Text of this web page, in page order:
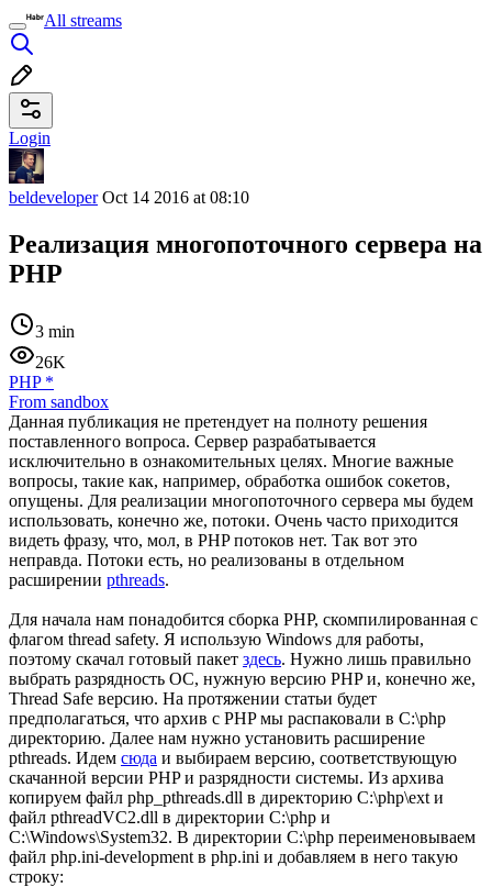
All streams
Login
beldeveloperOct 14 2016 at 08:10
Реализация многопоточного сервера на
PHP
3 min
26K
PHP*
From sandbox
Данная публикация не претендует на полноту решения
поставленного вопроса. Сервер разрабатывается
исключительно в ознакомительных целях. Многие важные
вопросы, такие как, например, обработка ошибок сокетов,
опущены. Для реализации многопоточного сервера мы будем
использовать, конечно же, потоки. Очень часто приходится
видеть фразу, что, мол, в PHP потоков нет. Так вот это
неправда. Потоки есть, но реализованы в отдельном
расширении pthreads.
Для начала нам понадобится сборка PHP, скомпилированная с
флагом thread safety. Я использую Windows для работы,
поэтому скачал готовый пакет здесь. Нужно лишь правильно
выбрать разрядность ОС, нужную версию PHP и, конечно же,
Thread Safe версию. На протяжении статьи будет
предполагаться, что архив с PHP мы распаковали в C:\php
директорию. Далее нам нужно установить расширение
pthreads. Идем сюда и выбираем версию, соответствующую
скачанной версии PHP и разрядности системы. Из архива
копируем файл php_pthreads.dll в директорию C:\php\ext и
файл pthreadVC2.dll в директории C:\php и
C:\Windows\System32. В директории C:\php переименовываем
файл php.ini-development в php.ini и добавляем в него такую
строку: